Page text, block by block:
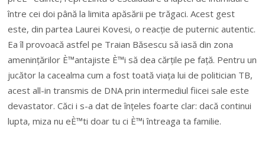
între cei doi până la limita apăsării pe trăgaci. Acest gest
este, din partea Laurei Kovesi, o reacție de puternic autentic.
Ea îl provoacă astfel pe Traian Băsescu să iasă din zona
amenințărilor È™antajiste È™i să dea cărțile pe față. Pentru un
jucător la cacealma cum a fost toată viața lui de politician TB,
acest all-in transmis de DNA prin intermediul fiicei sale este
devastator. Căci i s-a dat de înțeles foarte clar: dacă continui
lupta, miza nu eÈ™ti doar tu ci È™i întreaga ta familie.